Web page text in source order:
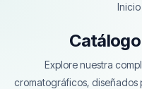
Inicio
Explore nuestra
cromatográficos, diseñados